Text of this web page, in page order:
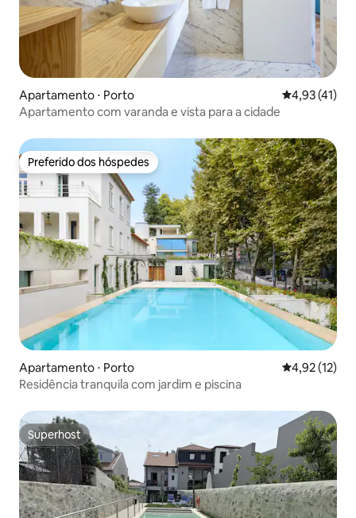
Apartamento ⋅ Porto 4,93 de uma
4,93 (41)
Apartamento com varanda e vista para a cidade
Preferido dos hóspedes
Preferido dos hóspedes
Apartamento ⋅ Porto 4,92 de uma
4,92 (12)
Residência tranquila com jardim e piscina
Superhost
Superhost